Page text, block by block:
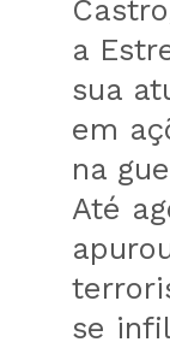
a
sua
em
na
Até
se